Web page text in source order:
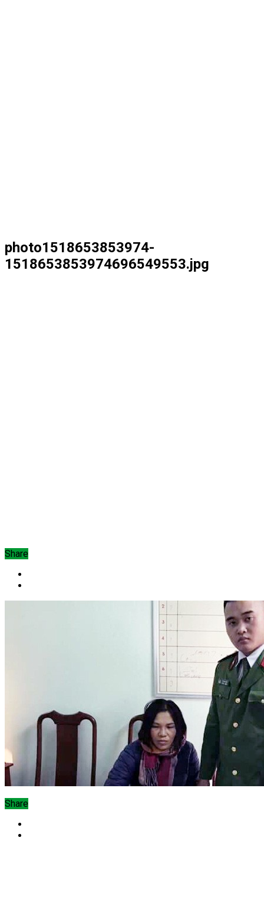
photo1518653853974-
1518653853974696549553.jpg
Share
Share